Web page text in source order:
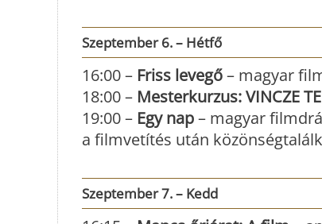
Szeptember 6. – Hétfő
16:00 – Friss levegő– magyar
18:00 – Mesterkurzus: VINCZE
19:00 – Egy nap– magyar
a filmvetítés után
Szeptember 7. – Kedd